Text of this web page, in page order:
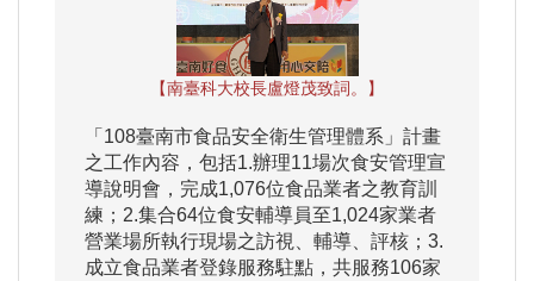
【南臺科大校長盧燈茂致詞。】
「108臺南市食品安全衛生管理體系」計畫
之工作內容，包括1.辦理11場次食安管理宣
導說明會，完成1,076位食品業者之教育訓
練；2.集合64位食安輔導員至1,024家業者
營業場所執行現場之訪視、輔導、評核；3.
成立食品業者登錄服務駐點，共服務106家